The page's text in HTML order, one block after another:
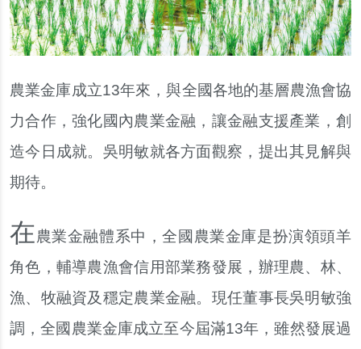
農業金庫成立13年來，與全國各地的基層農漁會協
力合作，強化國內農業金融，讓金融支援產業，創
造今日成就。吳明敏就各方面觀察，提出其見解與
期待。
在農業金融體系中，全國農業金庫是扮演領頭羊
角色，輔導農漁會信用部業務發展，辦理農、林、
漁、牧融資及穩定農業金融。現任董事長吳明敏強
調，全國農業金庫成立至今屆滿13年，雖然發展過